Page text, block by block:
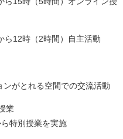
時（2時間）自主活動
ンがとれる空間での交流活動
業
特別授業を実施